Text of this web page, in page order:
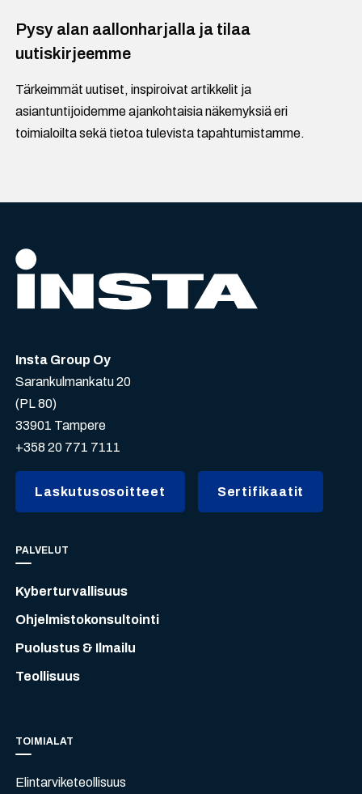
Pysy alan aallonharjalla ja tilaa
uutiskirjeemme
Tärkeimmät uutiset, inspiroivat artikkelit ja
asiantuntijoidemme ajankohtaisia näkemyksiä eri
toimialoilta sekä tietoa tulevista tapahtumistamme.
Insta Group Oy
Sarankulmankatu 20
(PL 80)
33901 Tampere
+358 20 771 7111
Laskutusosoitteet Sertifikaatit
PALVELUT
Kyberturvallisuus
Ohjelmistokonsultointi
Puolustus & Ilmailu
Teollisuus
TOIMIALAT
Elintarviketeollisuus